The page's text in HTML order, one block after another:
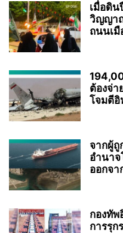
เมื่อดิน
วิญญา
ถนนเมื
ต้องจ่า
โจมตีอิ
จากผู้ถู
อำนาจ
ออกจา
กองทั
การรุก